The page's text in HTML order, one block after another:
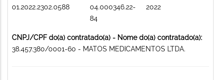
01.2022.2302.0588
04.000346.22-
84
2022
CNPJ/CPF do(a) contratado(a) - Nome do(a) contratado(a):
38.457.380/0001-60 - MATOS MEDICAMENTOS LTDA.